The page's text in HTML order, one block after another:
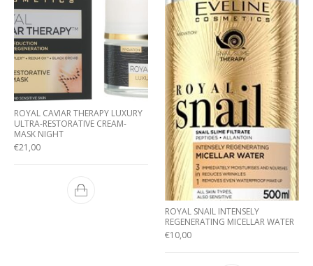
ROYAL CAVIAR THERAPY LUXURY
ULTRA-RESTORATIVE CREAM-
MASK NIGHT
€21,00
ROYAL SNAIL INTENSELY
REGENERATING MICELLAR WATER
€10,00